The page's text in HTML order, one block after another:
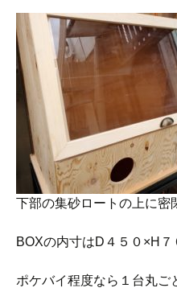
下部の集砂ロートの上に
BOXの内寸はD４５０×H
ポケバイ程度なら１台丸ご